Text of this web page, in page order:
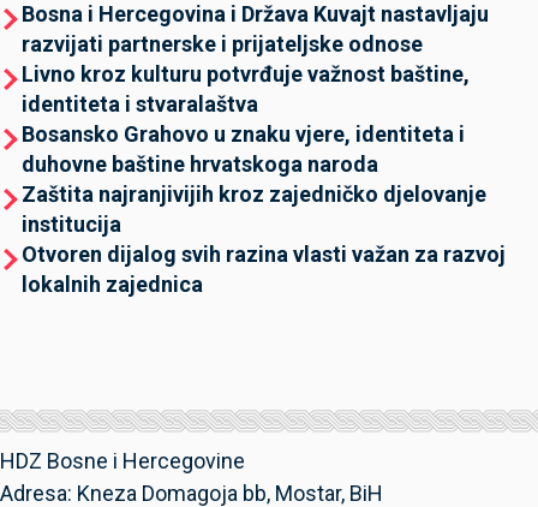
Bosna i Hercegovina i Država Kuvajt nastavljaju
razvijati partnerske i prijateljske odnose
Livno kroz kulturu potvrđuje važnost baštine,
identiteta i stvaralaštva
Bosansko Grahovo u znaku vjere, identiteta i
duhovne baštine hrvatskoga naroda
Zaštita najranjivijih kroz zajedničko djelovanje
institucija
Otvoren dijalog svih razina vlasti važan za razvoj
lokalnih zajednica
HDZ Bosne i Hercegovine
Adresa: Kneza Domagoja bb, Mostar, BiH